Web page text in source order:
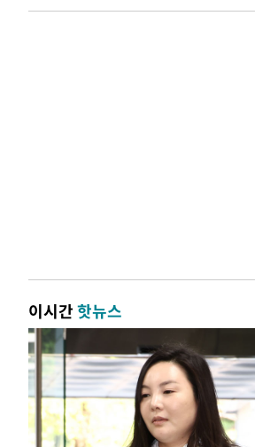
이시간핫뉴스